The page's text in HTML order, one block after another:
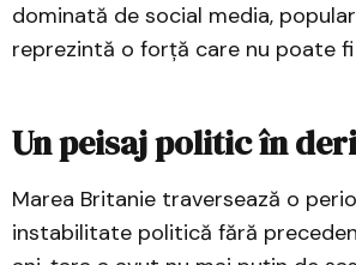
dominată de social media,
reprezintă o forță care nu poate
Un peisaj politic în
Marea Britanie traversează o
instabilitate politică fără